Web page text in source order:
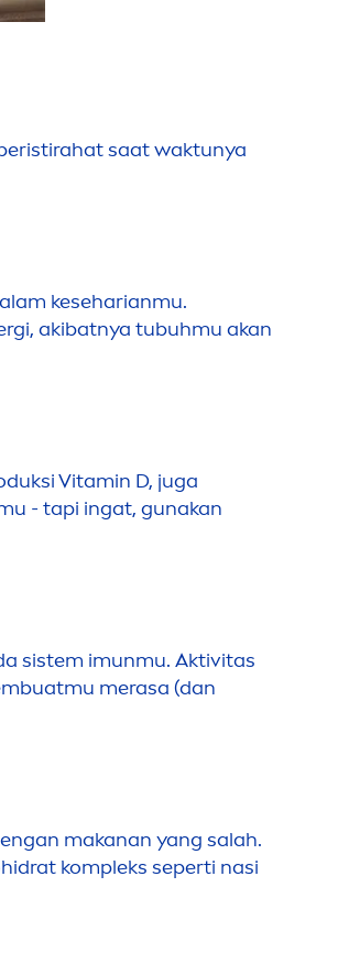
saat waktunya
keseharianmu.
akibatnya tubuhmu akan
Vitamin D, juga
- tapi ingat, gunakan
sistem imunmu. Aktivitas
merasa (dan
makanan yang salah.
kompleks seperti nasi